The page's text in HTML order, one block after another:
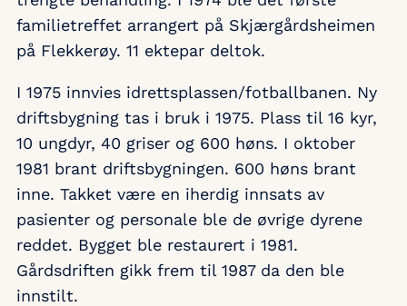
familietreffet arrangert på Skjærgårdsheimen
på Flekkerøy. 11 ektepar deltok.
I 1975 innvies idrettsplassen/fotballbanen. Ny
driftsbygning tas i bruk i 1975. Plass til 16 kyr,
10 ungdyr, 40 griser og 600 høns. I oktober
1981 brant driftsbygningen. 600 høns brant
inne. Takket være en iherdig innsats av
pasienter og personale ble de øvrige dyrene
reddet. Bygget ble restaurert i 1981.
Gårdsdriften gikk frem til 1987 da den ble
innstilt.